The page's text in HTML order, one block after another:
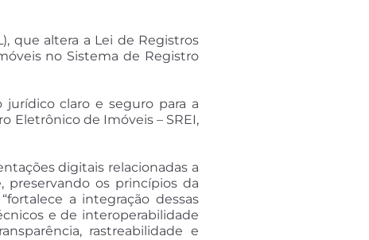
que altera a Lei de Registros
no Sistema de Registro
claro e seguro para a
Eletrônico de Imóveis – SREI,
digitais relacionadas a
os princípios da
a integração dessas
e de interoperabilidade
rastreabilidade e